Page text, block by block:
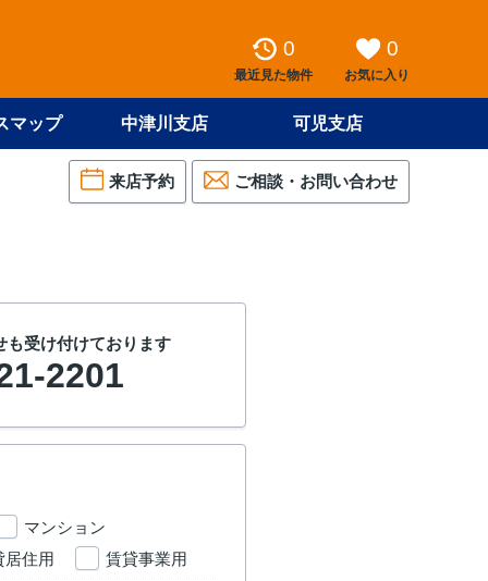
0
最近見た物件
0
お気に入り
マップ 中津川支店 可児支店
来店予約 ご相談・お問い合わせ
も受け付けております
2201
マンション
居住用 賃貸事業用